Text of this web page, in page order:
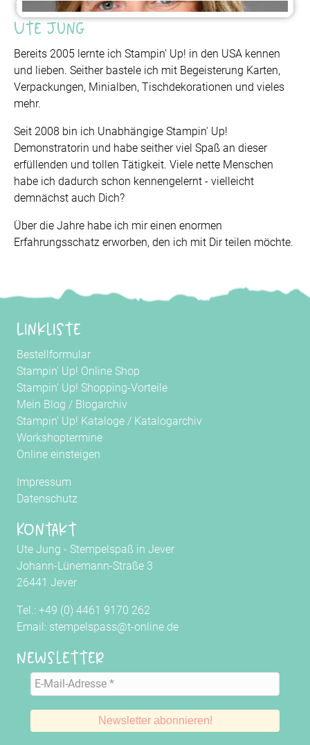
Ute Jung
Bereits 2005 lernte ich Stampin’ Up! in den USA kennen
und lieben. Seither bastele ich mit Begeisterung Karten,
Verpackungen, Minialben, Tischdekorationen und vieles
mehr.
Seit 2008 bin ich Unabhängige Stampin' Up!
Demonstratorin und habe seither viel Spaß an dieser
erfüllenden und tollen Tätigkeit. Viele nette Menschen
habe ich dadurch schon kennengelernt - vielleicht
demnächst auch Dich?
Über die Jahre habe ich mir einen enormen
Erfahrungsschatz erworben, den ich mit Dir teilen möchte.
Linkliste
Bestellformular
Stampin' Up! Online Shop
Stampin' Up! Shopping-Vorteile
Mein Blog / Blogarchiv
Stampin' Up! Kataloge / Katalogarchiv
Workshoptermine
Online einsteigen
Impressum
Datenschutz
Kontakt
Ute Jung - Stempelspaß in Jever
Johann-Lünemann-Straße 3
26441 Jever
Tel.: +49 (0) 4461 9170 262
Email: stempelspass@t-online.de
Newsletter